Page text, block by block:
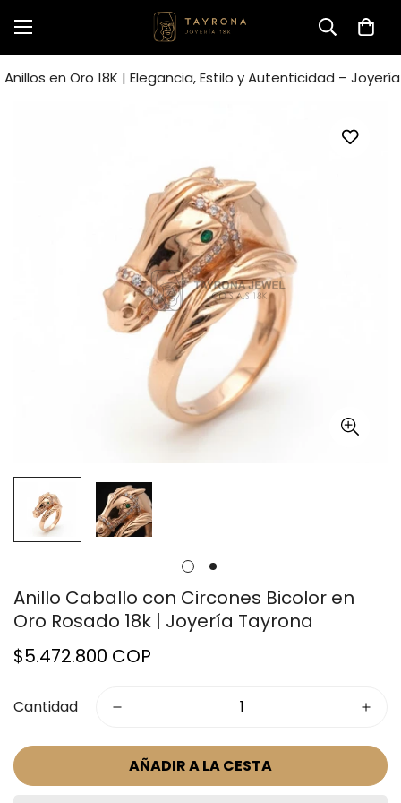
Anillos en Oro 18K | Elegancia, Estilo y Autenticidad –
Anillo Caballo con Circones Bicolor en
Oro Rosado 18k | Joyería Tayrona
Precio
$5.472.800 COP
Cantidad
AÑADIR A LA CESTA